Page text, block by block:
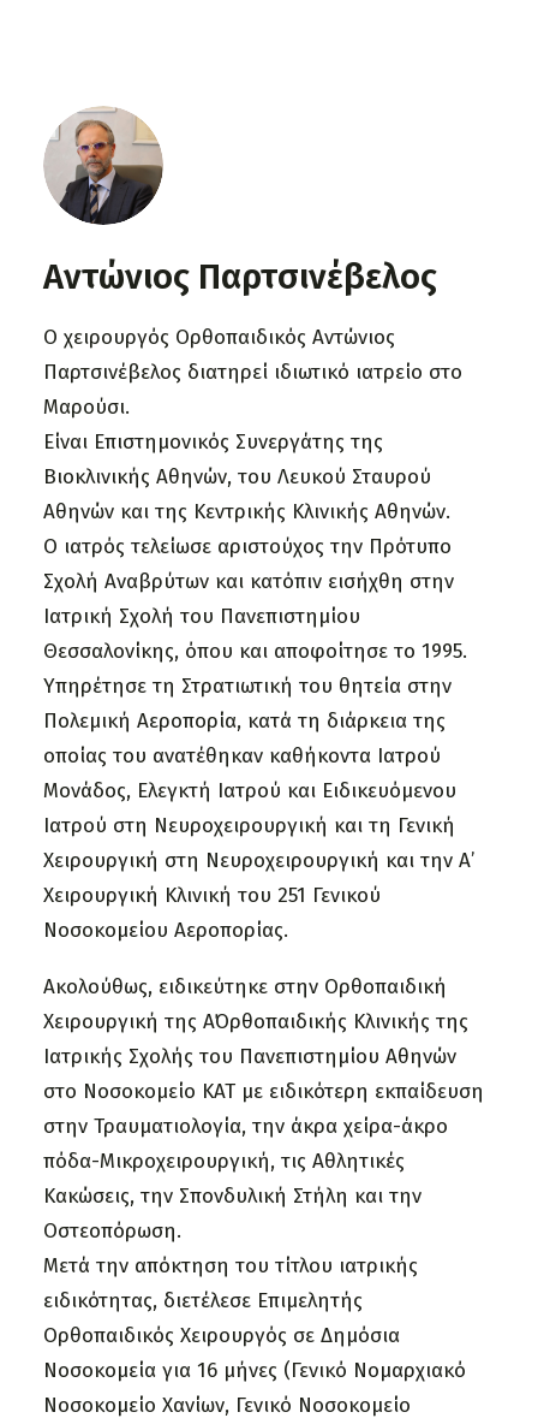
Αντώνιος Παρτσινέβελος
Ο χειρουργός Ορθοπαιδικός Αντώνιος
Παρτσινέβελος διατηρεί ιδιωτικό ιατρείο στο
Μαρούσι.
Είναι Επιστημονικός Συνεργάτης της
Βιοκλινικής Αθηνών, του Λευκού Σταυρού
Αθηνών και της Κεντρικής Κλινικής Αθηνών.
Ο ιατρός τελείωσε αριστούχος την Πρότυπο
Σχολή Αναβρύτων και κατόπιν εισήχθη στην
Ιατρική Σχολή του Πανεπιστημίου
Θεσσαλονίκης, όπου και αποφοίτησε το 1995.
Υπηρέτησε τη Στρατιωτική του θητεία στην
Πολεμική Αεροπορία, κατά τη διάρκεια της
οποίας του ανατέθηκαν καθήκοντα Ιατρού
Μονάδος, Ελεγκτή Ιατρού και Ειδικευόμενου
Ιατρού στη Νευροχειρουργική και τη Γενική
Χειρουργική στη Νευροχειρουργική και την Α’
Χειρουργική Κλινική του 251 Γενικού
Νοσοκομείου Αεροπορίας.
Ακολούθως, ειδικεύτηκε στην Ορθοπαιδική
Χειρουργική της Α΄Ορθοπαιδικής Κλινικής της
Ιατρικής Σχολής του Πανεπιστημίου Αθηνών
στο Νοσοκομείο ΚΑΤ με ειδικότερη εκπαίδευση
στην Τραυματιολογία, την άκρα χείρα-άκρο
πόδα-Μικροχειρουργική, τις Αθλητικές
Κακώσεις, την Σπονδυλική Στήλη και την
Οστεοπόρωση.
Μετά την απόκτηση του τίτλου ιατρικής
ειδικότητας, διετέλεσε Επιμελητής
Ορθοπαιδικός Χειρουργός σε Δημόσια
Νοσοκομεία για 16 μήνες (Γενικό Νομαρχιακό
Νοσοκομείο Χανίων, Γενικό Νοσοκομείο